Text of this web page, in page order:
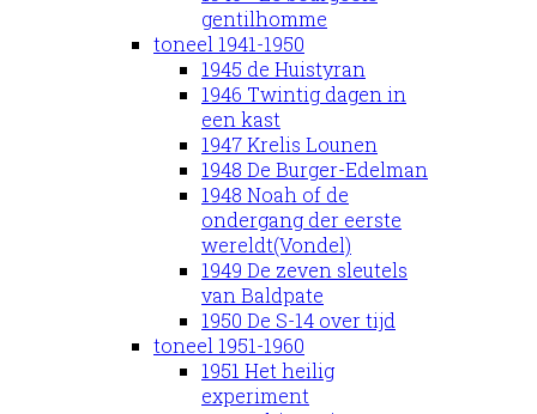
gentilhomme
toneel 1941-1950
1945 de Huistyran
1946 Twintig dagen in
een kast
1947 Krelis Lounen
1948 De Burger-Edelman
1948 Noah of de
ondergang der eerste
wereldt(Vondel)
1949 De zeven sleutels
van Baldpate
1950 De S-14 over tijd
toneel 1951-1960
1951 Het heilig
experiment